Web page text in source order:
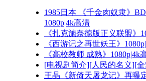
1985日本 《千金肉奴隶》
1080p|4k高清
《扎克施奈德版正义联盟》
《西游记之再世妖王》
《高校教师 成熟》1080p|4k
[电视剧简介][人民的名义][
王晶《新倚天屠龙记》再曝